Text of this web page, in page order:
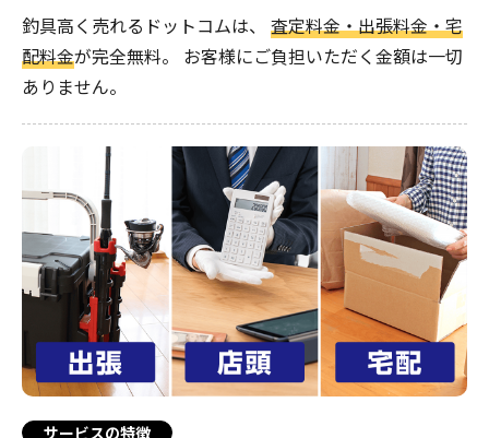
釣具高く売れるドットコムは、 査定料金・出張料金・宅
配料金が完全無料。 お客様にご負担いただく金額は一切
ありません。
サービスの特徴